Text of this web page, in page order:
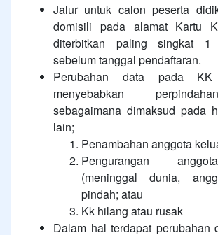
Jalur untuk calon peserta
domisili pada alamat Kartu
diterbitkan paling singkat 1
sebelum tanggal pendaftaran.
Perubahan data pada
menyebabkan
sebagaimana dimaksud pada
lain;
Penambahan anggota
Pengurangan
(meninggal dunia,
pindah; atau
Kk hilang atau rusak
Dalam hal terdapat perubahan